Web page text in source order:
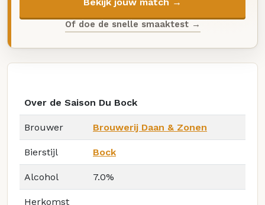
Of doe de snelle smaaktest →
Over de Saison Du Bock
Brouwer Brouwerij Daan & Zonen
Bierstijl Bock
Alcohol 7.0%
Herkomst